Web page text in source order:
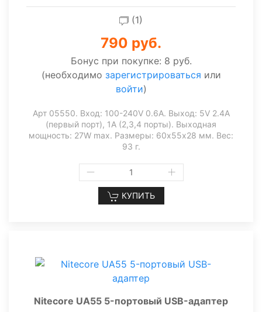
(1)
790 руб.
Бонус при покупке: 8 руб.
(необходимо зарегистрироваться или
войти)
Арт 05550. Вход: 100-240V 0.6A. Выход: 5V 2.4А
(первый порт), 1А (2,3,4 порты). Выходная
мощность: 27W max. Размеры: 60х55х28 мм. Вес:
93 г.
КУПИТЬ
Nitecore UA55 5-портовый USB-адаптер